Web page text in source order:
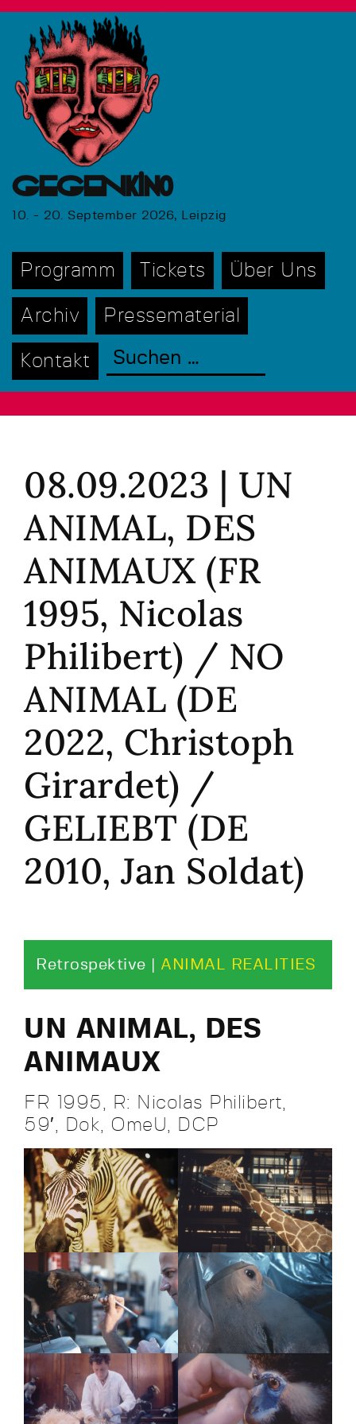
GEGENkino
10. - 20. September 2026, Leipzig
Programm Tickets Über Uns
Archiv Pressematerial
Kontakt
08.09.2023 | UN
ANIMAL, DES
ANIMAUX (FR
1995, Nicolas
Philibert) / NO
ANIMAL (DE
2022, Christoph
Girardet) /
GELIEBT (DE
2010, Jan Soldat)
Retrospektive | ANIMAL REALITIES
UN ANIMAL, DES
ANIMAUX
FR 1995, R: Nicolas Philibert,
59′, Dok, OmeU, DCP